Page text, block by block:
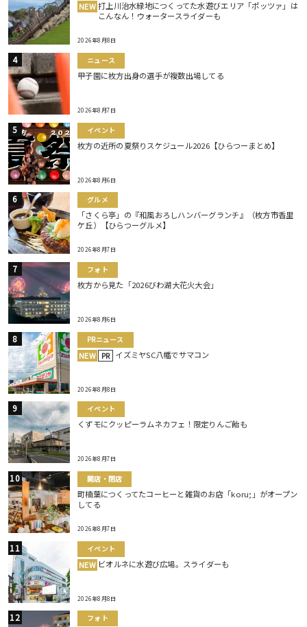
NEW 打上川治水緑地につくってた水遊びエリア「ポッツァ」は
こんなん！ウォータースライダーも
2026年8月8日
ニュース
甲子園に枚方出身の選手が複数出場してる
2026年8月7日
イベント
枚方の近所の夏祭りスケジュール2026【ひらつーまとめ】
2026年8月6日
グルメ
「さくら亭」の『和風おろしハンバーグランチ』（枚方市香里
ケ丘）【ひらつーグルメ】
2026年8月7日
フォト
枚方から見た「2026びわ湖大花火大会」
2026年8月6日
PRニュース
NEW PR イズミヤSC八幡でサマコン
2026年8月8日
イベント
くずモにクッピーラムネカフェ！限定りんご飴も
2026年8月7日
開店・閉店
町楠葉につくってたコーヒーと雑貨のお店「koru;」がオープン
してる
2026年8月7日
イベント
NEW ビオルネに水遊び広場。スライダーも
2026年8月8日
フォト